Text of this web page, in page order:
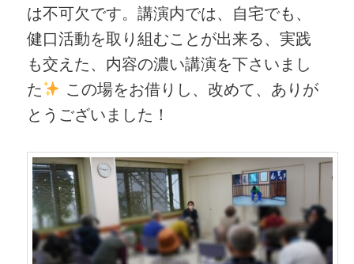
は不可欠です。講演内では、自宅でも、
健口活動を取り組むことが出来る、実践
も交えた、内容の濃い講演を下さいまし
た
この場をお借りし、改めて、ありが
とうございました！